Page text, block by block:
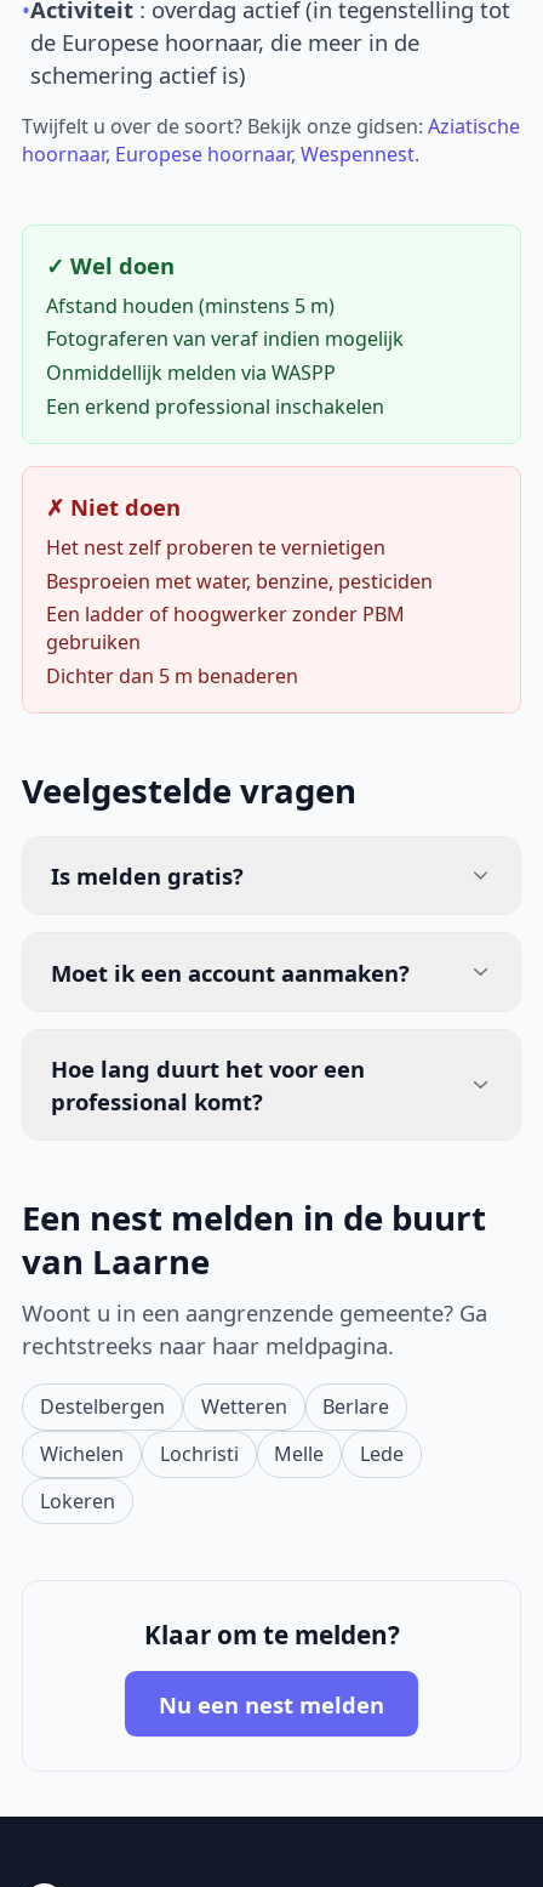
•Activiteit : overdag actief (in tegenstelling tot
de Europese hoornaar, die meer in de
schemering actief is)
Twijfelt u over de soort? Bekijk onze gidsen:Aziatische
hoornaar, Europese hoornaar,Wespennest.
✓ Wel doen
Afstand houden (minstens 5 m)
Fotograferen van veraf indien mogelijk
Onmiddellijk melden via WASPP
Een erkend professional inschakelen
✗ Niet doen
Het nest zelf proberen te vernietigen
Besproeien met water, benzine, pesticiden
Een ladder of hoogwerker zonder PBM
gebruiken
Dichter dan 5 m benaderen
Veelgestelde vragen
Is melden gratis?
Moet ik een account aanmaken?
Hoe lang duurt het voor een
professional komt?
Een nest melden in de buurt
van Laarne
Woont u in een aangrenzende gemeente? Ga
rechtstreeks naar haar meldpagina.
Destelbergen Wetteren
Berlare
Wichelen
Lochristi Melle
Lede
Lokeren
Klaar om te melden?
Nu een nest melden